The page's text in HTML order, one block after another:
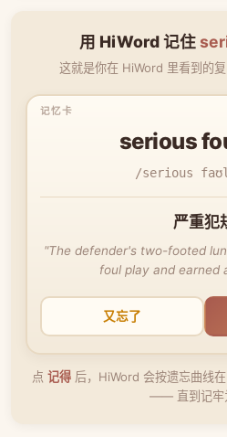
用 HiWord 记住
这就是你在 HiWord 里看到的
serious
/serious
严重犯
"The defender's two-footed
foul play and earned
又忘了
点 记得后，HiWord 会按遗忘曲线在
—— 直到记牢